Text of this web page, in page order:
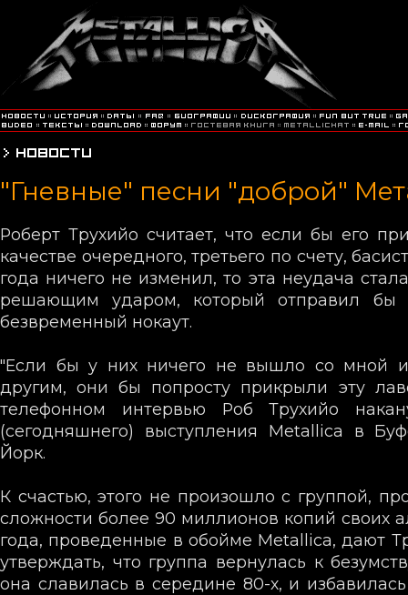
"Гневные" песни "доброй"
Роберт Трухийо считает, что если бы его
качестве очередного, третьего по счету,
года ничего не изменил, то эта неудача
решающим ударом, который отправил бы
безвременный нокаут.
"Если бы у них ничего не вышло со мной
другим, они бы попросту прикрыли эту
телефонном интервью Роб Трухийо
(сегодняшнего) выступления Metallica в
Йорк.
К счастью, этого не произошло с группой,
сложности более 90 миллионов копий своих
года, проведенные в обойме Metallica, дают
утверждать, что группа вернулась к
она славилась в середине 80-х, и